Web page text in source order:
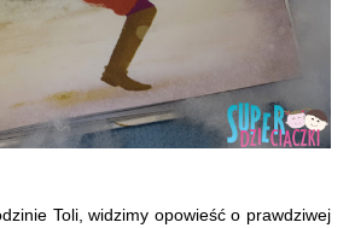
Toli, widzimy opowieść o prawdziwej